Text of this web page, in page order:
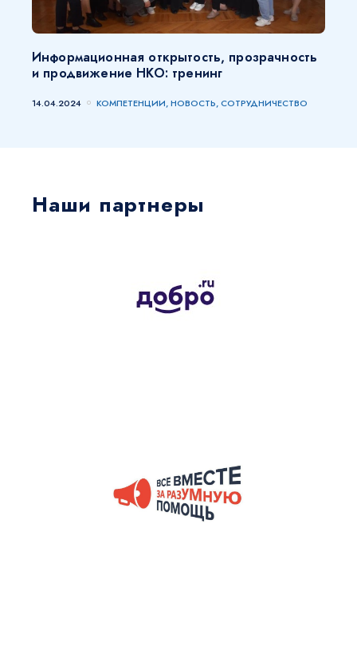
Информационная открытость, прозрачность
и продвижение НКО: тренинг
14.04.2024 КОМПЕТЕНЦИИ, НОВОСТЬ, СОТРУДНИЧЕСТВО
Наши партнеры